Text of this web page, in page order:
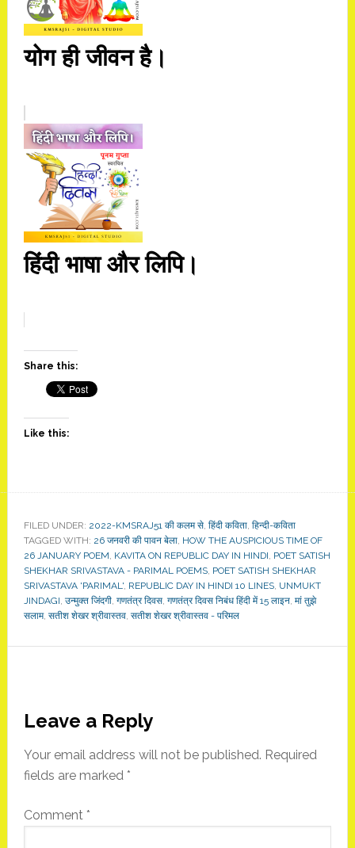
योग ही जीवन है।
हिंदी भाषा और लिपि।
Share this:
Like this:
FILED UNDER: 2022-KMSRAJ51 की कलम से, हिंदी कविता, हिन्दी-कविता
TAGGED WITH: 26 जनवरी की पावन बेला, HOW THE AUSPICIOUS TIME OF
26 JANUARY POEM KAVITA ON REPUBLIC DAY IN HINDI POET SATISH
SHEKHAR SRIVASTAVA - PARIMAL POEMS, POET SATISH SHEKHAR
SRIVASTAVA 'PARIMAL', REPUBLIC DAY IN HINDI 10 LINES, UNMUKT
JINDAGI उन्मुक्त जिंदगी, गणतंत्र दिवस, गणतंत्र दिवस निबंध हिंदी में 15 लाइन, मां तुझे
सलाम, सतीश शेखर श्रीवास्तव, सतीश शेखर श्रीवास्तव - परिमल
Reader
Interactions
Leave a Reply
Your email address will not be published. Required
fields are marked *
Comment *